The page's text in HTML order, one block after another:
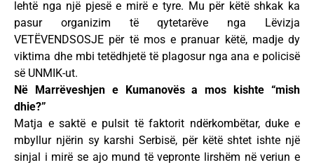
lehtë nga një pjesë e mirë e tyre. Mu për këtë shkak ka
pasur organizim të qytetarëve nga Lëvizja
VETËVENDSOSJE për të mos e pranuar këtë, madje dy
viktima dhe mbi tetëdhjetë të plagosur nga ana e policisë
së UNMIK-ut.
Në Marrëveshjen e Kumanovës a mos kishte “mish
dhie?”
Matja e saktë e pulsit të faktorit ndërkombëtar, duke e
mbyllur njërin sy karshi Serbisë, për këtë shtet ishte një
sinjal i mirë se ajo mund të vepronte lirshëm në veriun e